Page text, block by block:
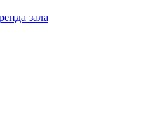
зала